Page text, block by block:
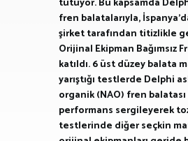
fren balatalarıyla,
şirket tarafından titizlikle
Orijinal Ekipman Bağımsız
katıldı. 6 üst düzey balata
yarıştığı testlerde Delphi
organik (NAO) fren
performans sergileyerek
testlerinde diğer seçkin